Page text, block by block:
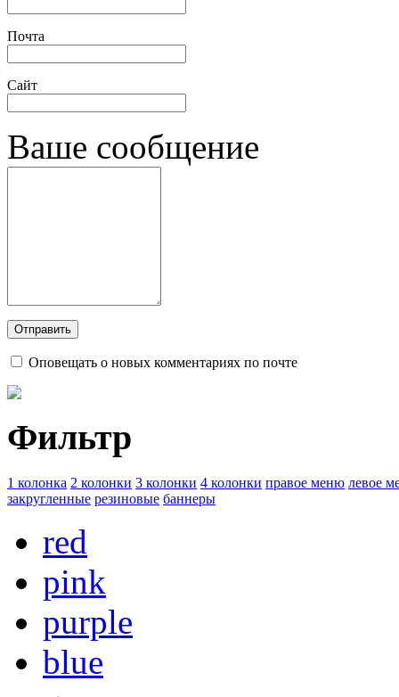
Почта
Сайт
Ваше сообщение
Оповещать о новых комментариях по почте
Фильтр
1 колонка 2 колонки 3 колонки 4 колонки правое меню левое
закругленные резиновые баннеры
red
pink
purple
blue